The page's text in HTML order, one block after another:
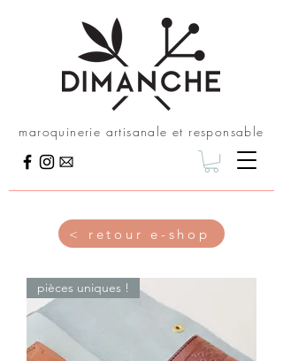
maroquinerie artisanale et responsable
< retour e-shop
pièces uniques !